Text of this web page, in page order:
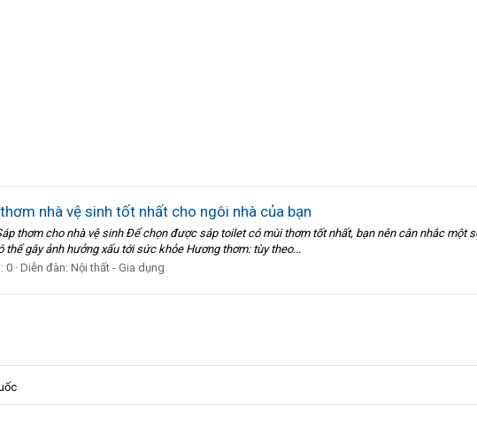
nhà vệ sinh tốt nhất cho ngôi nhà của bạn
thơm cho nhà vệ sinh Để chọn được sáp toilet có mùi thơm tốt nhất, bạn nên cân nhắc một
thể gây ảnh hưởng xấu tới sức khỏe Hương thơm: tùy theo...
0 Diễn đàn: Nội thất - Gia dụng